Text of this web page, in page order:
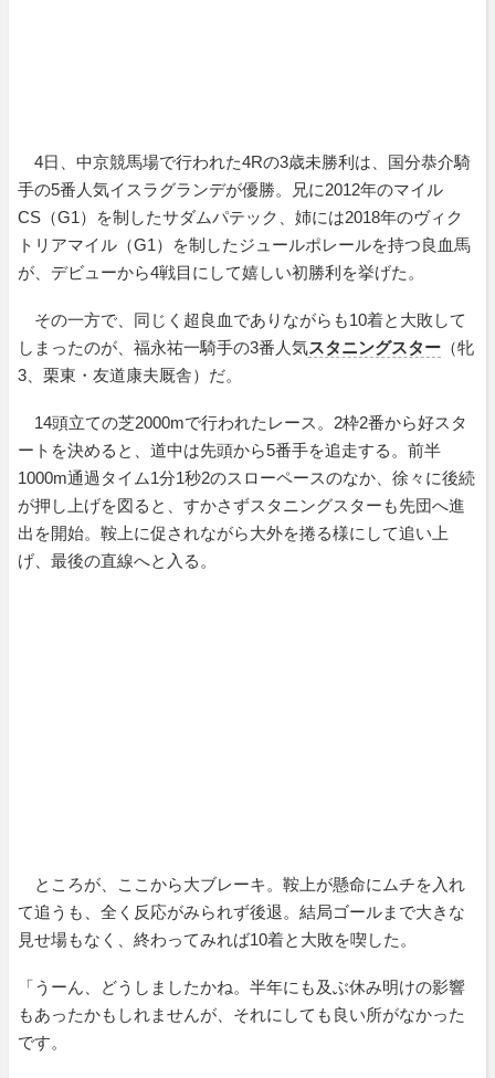
4日、中京競馬場で行われた4Rの3歳未勝利は、国分恭介騎
手の5番人気イスラグランデが優勝。兄に2012年のマイル
CS（G1）を制したサダムパテック、姉には2018年のヴィク
トリアマイル（G1）を制したジュールポレールを持つ良血馬
が、デビューから4戦目にして嬉しい初勝利を挙げた。
その一方で、同じく超良血でありながらも10着と大敗して
しまったのが、福永祐一騎手の3番人気スタニングスター （牝
3、栗東・友道康夫厩舎）だ。
14頭立ての芝2000mで行われたレース。2枠2番から好スタ
ートを決めると、道中は先頭から5番手を追走する。前半
1000m通過タイム1分1秒2のスローペースのなか、徐々に後続
が押し上げを図ると、すかさずスタニングスターも先団へ進
出を開始。鞍上に促されながら大外を捲る様にして追い上
げ、最後の直線へと入る。
ところが、ここから大ブレーキ。鞍上が懸命にムチを入れ
て追うも、全く反応がみられず後退。結局ゴールまで大きな
見せ場もなく、終わってみれば10着と大敗を喫した。
「うーん、どうしましたかね。半年にも及ぶ休み明けの影響
もあったかもしれませんが、それにしても良い所がなかった
です。